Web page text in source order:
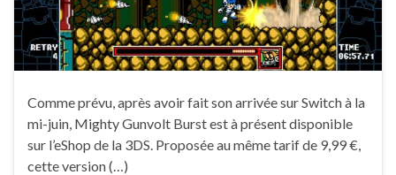
Comme prévu, après avoir fait son arrivée sur Switch à la
mi-juin, Mighty Gunvolt Burst est à présent disponible
sur l’eShop de la 3DS. Proposée au même tarif de 9,99 €,
cette version (…)